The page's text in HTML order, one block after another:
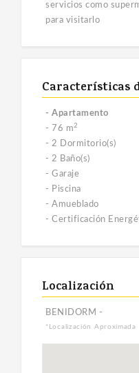
servicios como
para visitarlo
Características
- Apartamento
- 76 m2
- 2 Dormitorio(s)
- 2 Baño(s)
- Garaje
- Piscina
- Amueblado
- Certificación
Localización
BENIDORM -
*Localización Aproximada